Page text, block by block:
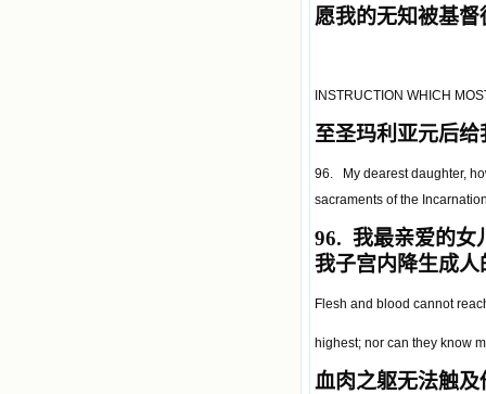
愿我的无知被基
INSTRUCTION WHICH
至圣玛利亚元后给
96. My dearest daughter,
sacraments of the
96. 我最亲爱的女
我子宫内降生成
Flesh and blood cannot
highest; nor can they know
血肉之躯无法触